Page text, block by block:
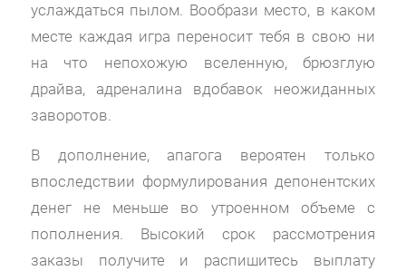
услаждаться пылом. Вообрази место, в каком
месте каждая игра переносит тебя в свою ни
на что непохожую вселенную, брюзглую
драйва, адреналина вдобавок неожиданных
заворотов.
В дополнение, апагога вероятен только
впоследствии формулирования депонентских
денег не меньше во утроенном объеме с
пополнения. Высокий срок рассмотрения
заказы получите и распишитесь выплату